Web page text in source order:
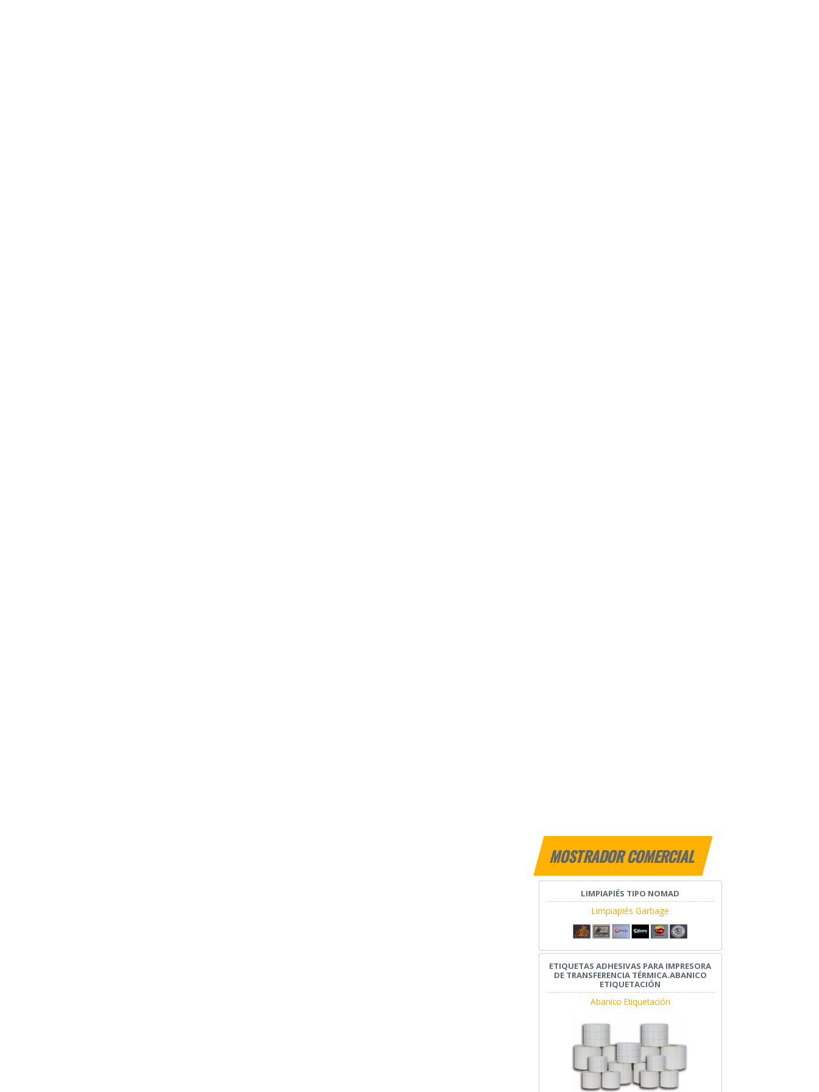
MOSTRADOR COMERCIAL
LIMPIAPIÉS TIPO NOMAD
Limpiapiés Garbage
ETIQUETAS ADHESIVAS PARA IMPRESORA
DE TRANSFERENCIA TÉRMICA.ABANICO
ETIQUETACIÓN
Abanico Etiquetación